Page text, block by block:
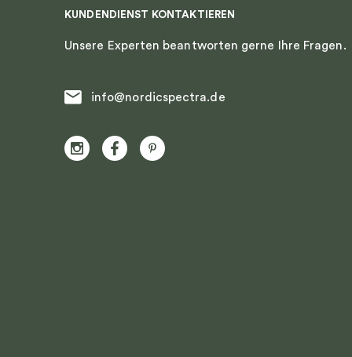
KUNDENDIENST KONTAKTIEREN
Unsere Experten beantworten gerne Ihre Fragen.
info@nordicspectra.de